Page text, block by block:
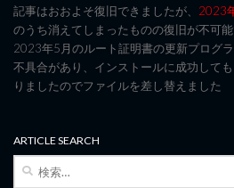
記事はおおよそ復旧できましたが、 2023
のうち消えてしまったものの復旧が不可
2023年5月のルート証明書の更新プログ
不具合があり、インストールに成功して
りましたのでファイルを差し替えました
ARTICLE SEARCH